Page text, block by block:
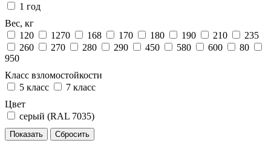
1 год
Вес, кг
120
1270 168 170 180 190 210
235
260
270 280 290 450 580 600
80
950
Класс взломостойкости
5 класс
7 класс
Цвет
серый (RAL 7035)